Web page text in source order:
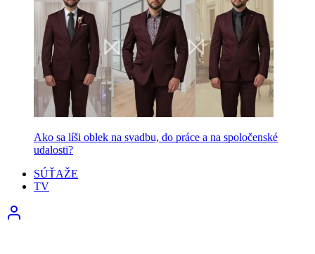
Ako sa líši oblek na svadbu, do práce a na spoločenské
udalosti?
SÚŤAŽE
TV